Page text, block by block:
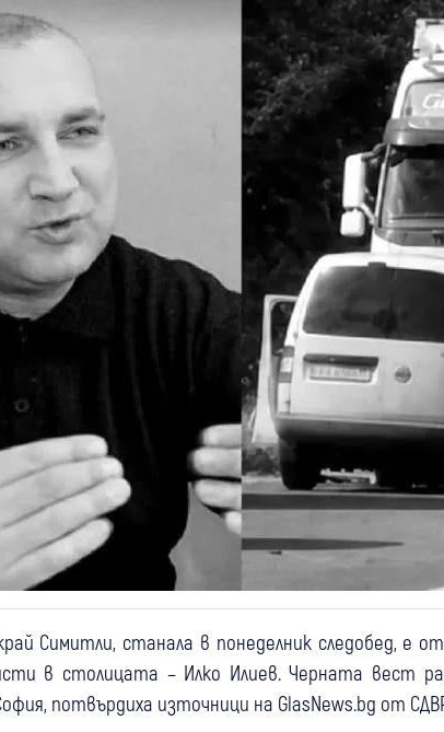
Симитли, станала в понеделник следобед, е
в столицата – Илко Илиев. Черната вест
потвърдиха източници на GlasNews.bg от